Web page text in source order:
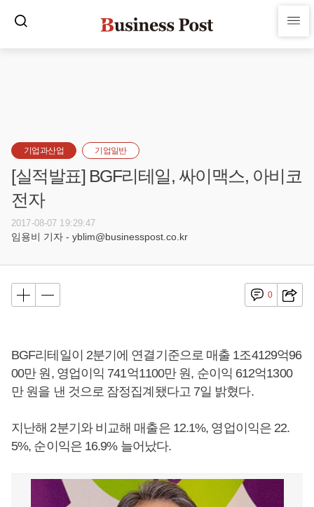
기업과산업 기업일반
[실적발표] BGF리테일, 싸이맥스, 아비코
전자
2017-08-07 19:29:47
임용비 기자 - yblim@businesspost.co.kr
0
BGF리테일이 2분기에 연결기준으로 매출 1조4129억96
00만 원, 영업이익 741억1100만 원, 순이익 612억1300
만 원을 낸 것으로 잠정집계됐다고 7일 밝혔다.
지난해 2분기와 비교해 매출은 12.1%, 영업이익은 22.
5%, 순이익은 16.9% 늘어났다.